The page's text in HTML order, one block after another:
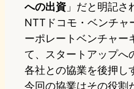
への出資 」だと明記さ
NTTドコモ・ベンチャ
ーポレートベンチャー
て、スタートアップへ
各社との協業を後押し
今回の協業はその役割